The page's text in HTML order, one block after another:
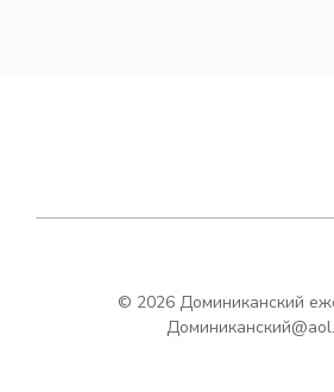
© 2026 Доминиканский